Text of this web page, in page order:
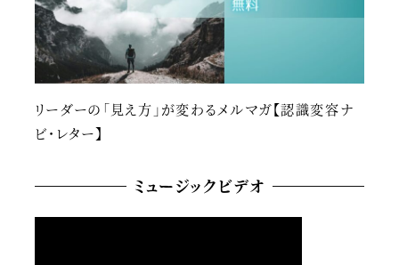
リーダーの「見え方」が変わるメルマガ【認識変容ナ
ビ・レター】
ミュージックビデオ